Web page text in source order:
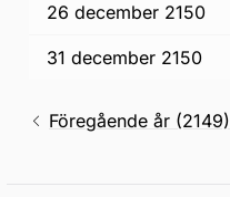
26 december 2150
31 december 2150
Föregående år (2149)